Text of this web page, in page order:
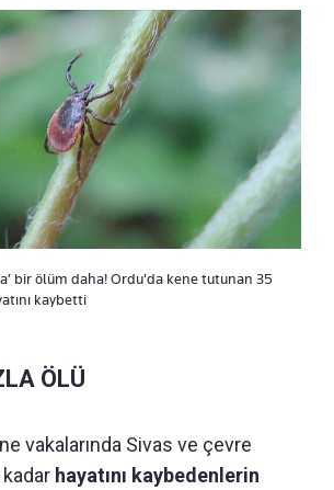
bir ölüm daha! Ordu'da kene tutunan 35
kaybetti
ÖLÜ
vakalarında Sivas ve çevre
hayatını kaybedenlerin